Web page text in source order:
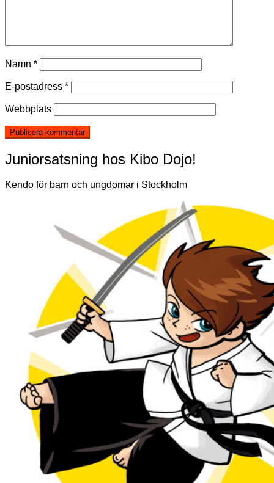
Namn *
E-postadress *
Webbplats
Juniorsatsning hos Kibo Dojo!
Kendo för barn och ungdomar i Stockholm